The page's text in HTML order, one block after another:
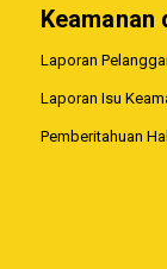
Keamanan
Laporan
Laporan Isu
Pemberitahuan